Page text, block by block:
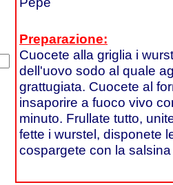
Preparazione:
Cuocete alla griglia i
dell'uovo sodo al quale
grattugiata. Cuocete al
insaporire a fuoco vivo
minuto. Frullate tutto,
fette i wurstel, disponete
cospargete con la